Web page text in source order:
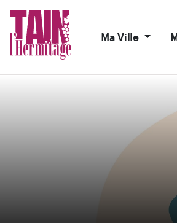
Ma Ville